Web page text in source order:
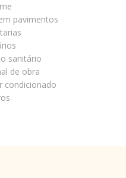
pavimentos
sanitário
de obra
condicionado